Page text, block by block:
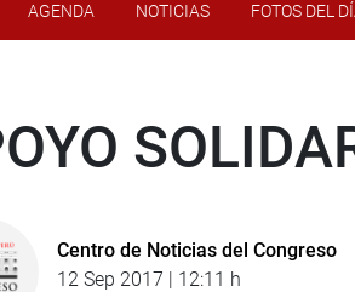
AGENDA NOTICIAS FOTOS DEL
Centro de Noticias del Congreso
12 Sep 2017 | 12:11 h